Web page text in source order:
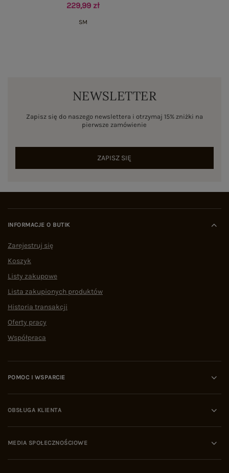
229,99 zł
SM
NEWSLETTER
Zapisz się do naszego newslettera i otrzymaj 15% zniżki na
pierwsze zamówienie
ZAPISZ SIĘ
INFORMACJE O BUTIK
Zarejestruj się
Koszyk
Listy zakupowe
Lista zakupionych produktów
Historia transakcji
Oferty pracy
Współpraca
POMOC I WSPARCIE
OBSŁUGA KLIENTA
MEDIA SPOŁECZNOŚCIOWE